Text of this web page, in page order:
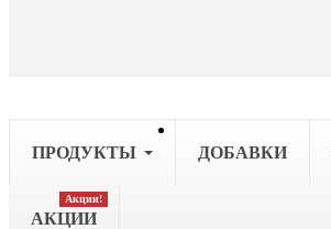
ПРОДУКТЫ ДОБАВКИ
АКЦИИ
Акции!